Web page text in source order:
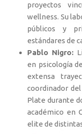
proyectos
wellness. Su
públicos y
estándares de
Pablo Nigro:
en psicología
extensa
coordinador
Plate durante
académico en
elite de